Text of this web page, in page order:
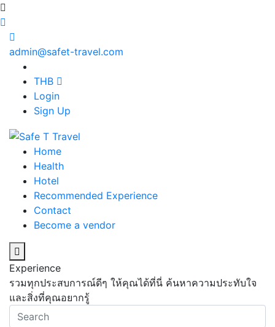
admin@safet-travel.com
THB
Login
Sign Up
Home
Health
Hotel
Recommended Experience
Contact
Become a vendor
Experience
รวมทุกประสบการณ์ดีๆ ให้คุณได้ที่นี่ ค้นหาความประทับใจ
และสิ่งที่คุณอยากรู้